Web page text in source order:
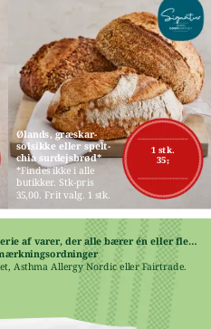
1 stk.
35,-
Ølands, græskar-
solsikke eller spelt-
chia surdejsbrød*
*Findes ikke i alle
butikker. Stk-pris
35,00. Frit valg. 1 stk.
af varer, der alle bærer én eller flere
Asthma Allergy Nordic eller Fairtrade.